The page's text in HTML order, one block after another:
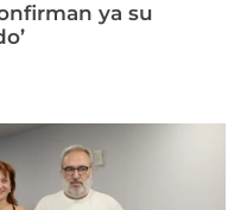
ya su